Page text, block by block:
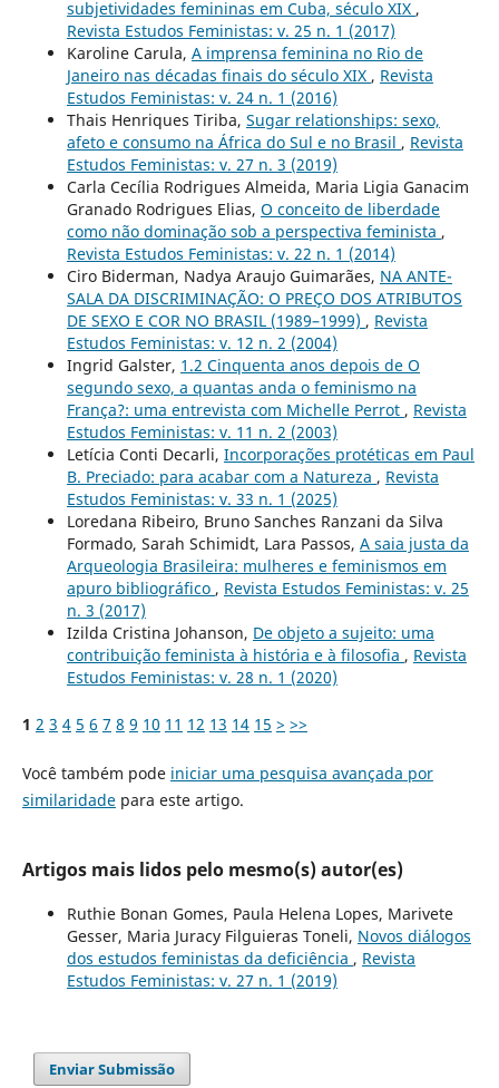
subjetividades femininas em Cuba, século XIX ,
Revista Estudos Feministas: v. 25 n. 1 (2017)
Karoline Carula, A imprensa feminina no Rio de
Janeiro nas décadas finais do século XIX , Revista
Estudos Feministas: v. 24 n. 1 (2016)
Thais Henriques Tiriba, Sugar relationships: sexo,
afeto e consumo na África do Sul e no Brasil , Revista
Estudos Feministas: v. 27 n. 3 (2019)
Carla Cecília Rodrigues Almeida, Maria Ligia Ganacim
Granado Rodrigues Elias, O conceito de liberdade
como não dominação sob a perspectiva feminista ,
Revista Estudos Feministas: v. 22 n. 1 (2014)
Ciro Biderman, Nadya Araujo Guimarães, NA ANTE-
SALA DA DISCRIMINAÇÃO: O PREÇO DOS ATRIBUTOS
DE SEXO E COR NO BRASIL (1989–1999) , Revista
Estudos Feministas: v. 12 n. 2 (2004)
Ingrid Galster, 1.2 Cinquenta anos depois de O
segundo sexo, a quantas anda o feminismo na
França?: uma entrevista com Michelle Perrot , Revista
Estudos Feministas: v. 11 n. 2 (2003)
Letícia Conti Decarli, Incorporações protéticas em Paul
B. Preciado: para acabar com a Natureza , Revista
Estudos Feministas: v. 33 n. 1 (2025)
Loredana Ribeiro, Bruno Sanches Ranzani da Silva
Formado, Sarah Schimidt, Lara Passos, A saia justa da
Arqueologia Brasileira: mulheres e feminismos em
apuro bibliográfico , Revista Estudos Feministas: v. 25
n. 3 (2017)
Izilda Cristina Johanson, De objeto a sujeito: uma
contribuição feminista à história e à filosofia , Revista
Estudos Feministas: v. 28 n. 1 (2020)
1 2 3 4 5 6 7 8 9 10 11 12 13 14 15 > >>
Você também pode iniciar uma pesquisa avançada por
similaridadepara este artigo.
Artigos mais lidos pelo mesmo(s) autor(es)
Ruthie Bonan Gomes, Paula Helena Lopes, Marivete
Gesser, Maria Juracy Filguieras Toneli, Novos diálogos
dos estudos feministas da deficiência , Revista
Estudos Feministas: v. 27 n. 1 (2019)
Enviar Submissão